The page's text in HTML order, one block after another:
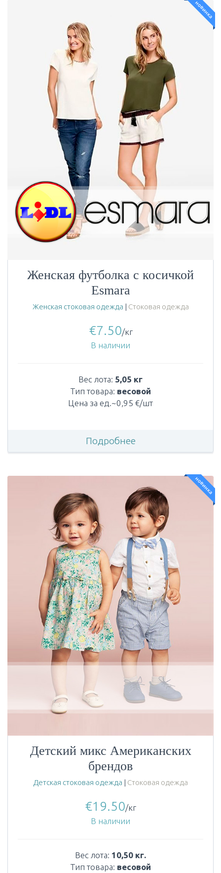
новинка
Женская футболка с косичкой
Esmara
Женская стоковая одежда | Стоковая одежда
€7.50/кг
В наличии
Вес лота: 5,05 кг
Тип товара: весовой
Цена за ед.~0,95 €/шт
Подробнее
новинка
Детский микс Американских
брендов
Детская стоковая одежда | Стоковая одежда
€19.50/кг
В наличии
Вес лота: 10,50 кг.
Тип товара: весовой